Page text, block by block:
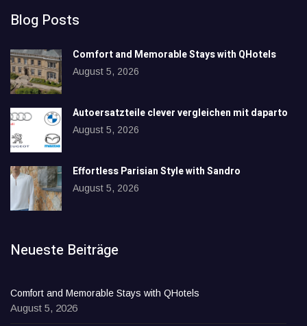
Blog Posts
Comfort and Memorable Stays with QHotels
August 5, 2026
Autoersatzteile clever vergleichen mit daparto
August 5, 2026
Effortless Parisian Style with Sandro
August 5, 2026
Neueste Beiträge
Comfort and Memorable Stays with QHotels
August 5, 2026